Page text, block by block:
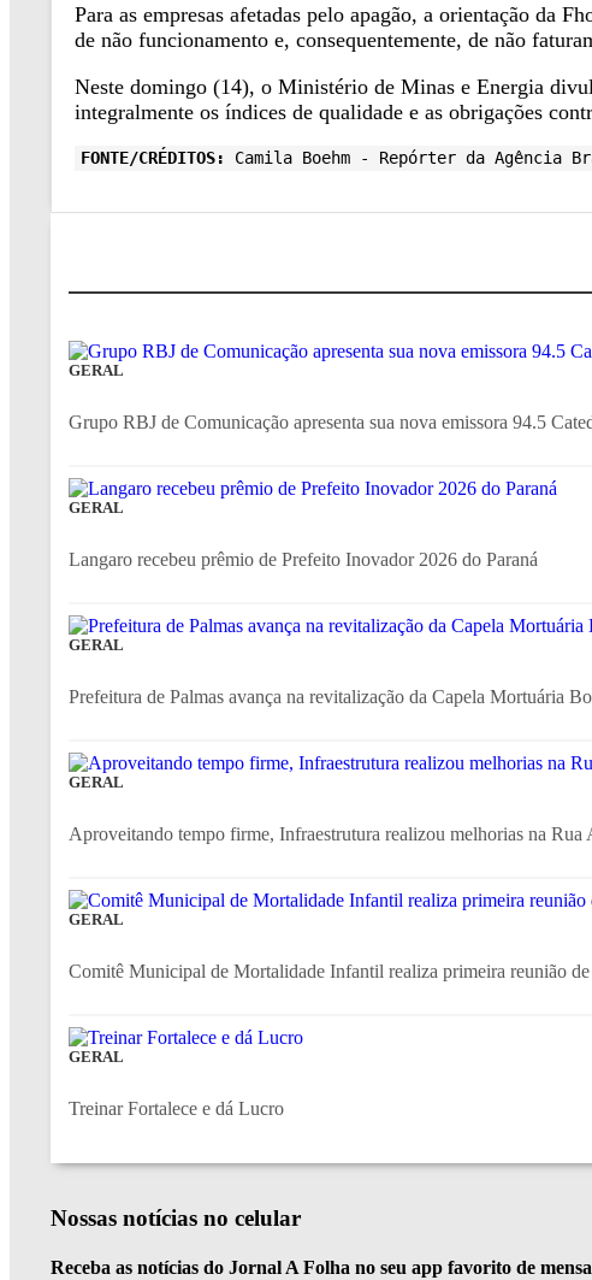
Para as empresas afetadas pelo apagão, a orientação da
de não funcionamento e, consequentemente, de não
Neste domingo (14), o Ministério de Minas e Energia
integralmente os índices de qualidade e as obrigações
FONTE/CRÉDITOS: Camila Boehm - Repórter da Agência
GERAL
Grupo RBJ de Comunicação apresenta sua nova emissora 94.5
GERAL
Langaro recebeu prêmio de Prefeito Inovador 2026 do Paraná
GERAL
Prefeitura de Palmas avança na revitalização da Capela Mortuária
GERAL
Aproveitando tempo firme, Infraestrutura realizou melhorias na Rua
GERAL
Comitê Municipal de Mortalidade Infantil realiza primeira reunião de
GERAL
Treinar Fortalece e dá Lucro
Nossas notícias no celular
Receba as notícias do Jornal A Folha no seu app favorito de